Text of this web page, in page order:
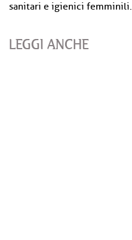
sanitari e igienici femminili.
LEGGI ANCHE